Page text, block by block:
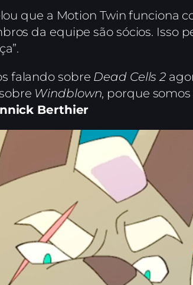
que a Motion Twin funciona
da equipe são sócios. Isso
falando sobre Dead Cells 2
Windblown, porque
Berthier